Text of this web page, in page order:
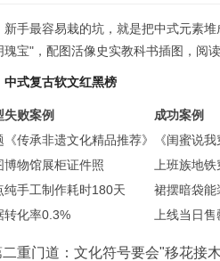
新手最容易栽的坑，就是把中式元素
瑰宝"，配图活像史实教科书插图，阅
中式复古软文红黑榜
失败案例
成功案例
《传承非遗文化精品推荐》
《闺蜜说
博物馆展柜证件照
上班族地
纯手工制作耗时180天
裙摆暗袋能
转化率0.3% 上线当日售
二重门道：文化符号要会"移花接